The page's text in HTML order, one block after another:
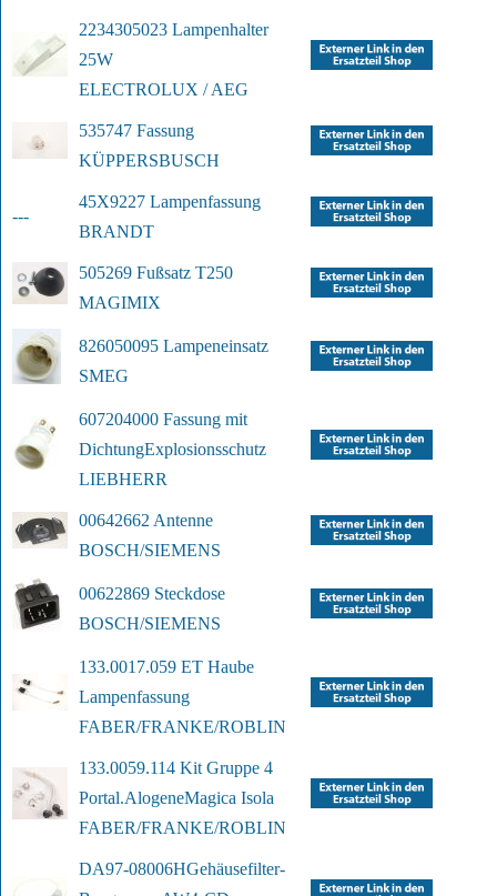
2234305023 Lampenhalter
25W
ELECTROLUX / AEG
535747 Fassung
KÜPPERSBUSCH
---
45X9227 Lampenfassung
BRANDT
505269 Fußsatz T250
MAGIMIX
826050095 Lampeneinsatz
SMEG
607204000 Fassung mit
DichtungExplosionsschutz
LIEBHERR
00642662 Antenne
BOSCH/SIEMENS
00622869 Steckdose
BOSCH/SIEMENS
133.0017.059 ET Haube
Lampenfassung
FABER/FRANKE/ROBLIN
133.0059.114 Kit Gruppe 4
Portal.AlogeneMagica Isola
FABER/FRANKE/ROBLIN
DA97-08006HGehäusefilter-